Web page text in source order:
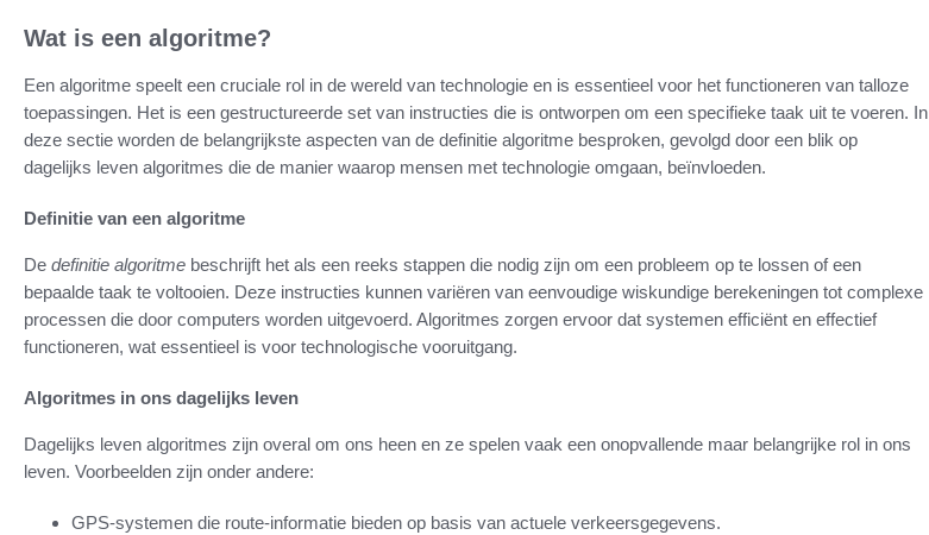
Wat is een algoritme?
Een algoritme speelt een cruciale rol in de wereld van technologie en is essentieel voor het functioneren van talloze
toepassingen. Het is een gestructureerde set van instructies die is ontworpen om een specifieke taak uit te voeren. In
deze sectie worden de belangrijkste aspecten van de definitie algoritme besproken, gevolgd door een blik op
dagelijks leven algoritmes die de manier waarop mensen met technologie omgaan, beïnvloeden.
Definitie van een algoritme
De definitie algoritme beschrijft het als een reeks stappen die nodig zijn om een probleem op te lossen of een
bepaalde taak te voltooien. Deze instructies kunnen variëren van eenvoudige wiskundige berekeningen tot complexe
processen die door computers worden uitgevoerd. Algoritmes zorgen ervoor dat systemen efficiënt en effectief
functioneren, wat essentieel is voor technologische vooruitgang.
Algoritmes in ons dagelijks leven
Dagelijks leven algoritmes zijn overal om ons heen en ze spelen vaak een onopvallende maar belangrijke rol in ons
leven. Voorbeelden zijn onder andere:
GPS-systemen die route-informatie bieden op basis van actuele verkeersgegevens.